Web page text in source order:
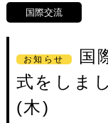
国際交流
お知らせ
国
式をしま
(木)